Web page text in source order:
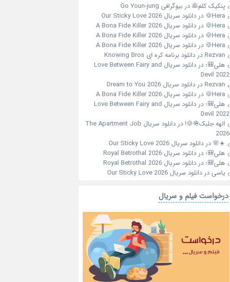
پنکیک کلم🥞در بیوگرافی Go Youn-jung
Hera🍪
در دانلود سریال Our Sticky Love 2026
Hera🍪
در دانلود سریال A Bona Fide Killer 2026
Hera🍪
در دانلود سریال A Bona Fide Killer 2026
Hera🍪
در دانلود سریال A Bona Fide Killer 2026
Rezvanدر دانلود برنامه کره ای Knowing Bros
هلی🎒؛ در
دانلود سریال Love Between Fairy and
Devil 2022
Rezvanدر دانلود سریال Dream to You 2026
Hera🍪
در دانلود سریال A Bona Fide Killer 2026
هلی🎒؛ در
دانلود سریال Love Between Fairy and
Devil 2022
الهه جلبک🪖🍪!
در
دانلود سریال The Apartment Job
2026
☀️🌸در دانلود سریال Our Sticky Love 2026
هلی🎒؛ در دانلود سریال Royal Betrothal 2026
هلی🎒؛ در دانلود سریال Royal Betrothal 2026
یاسی در دانلود سریال Our Sticky Love 2026
درخواست فیلم و سریال